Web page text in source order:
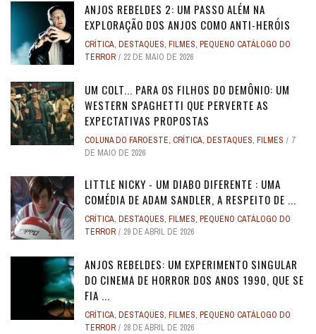
ANJOS REBELDES 2: UM PASSO ALÉM NA
EXPLORAÇÃO DOS ANJOS COMO ANTI-HERÓIS
CRÍTICA, DESTAQUES, FILMES, PEQUENO CATÁLOGO DO
TERROR
22 DE MAIO DE 2026
UM COLT... PARA OS FILHOS DO DEMÔNIO: UM
WESTERN SPAGHETTI QUE PERVERTE AS
EXPECTATIVAS PROPOSTAS
COLUNA DO FAROESTE, CRÍTICA, DESTAQUES, FILMES
7
DE MAIO DE 2026
LITTLE NICKY - UM DIABO DIFERENTE : UMA
COMÉDIA DE ADAM SANDLER, A RESPEITO DE ...
CRÍTICA, DESTAQUES, FILMES, PEQUENO CATÁLOGO DO
TERROR
29 DE ABRIL DE 2026
ANJOS REBELDES: UM EXPERIMENTO SINGULAR
DO CINEMA DE HORROR DOS ANOS 1990, QUE SE
FIA ...
CRÍTICA, DESTAQUES, FILMES, PEQUENO CATÁLOGO DO
TERROR
28 DE ABRIL DE 2026